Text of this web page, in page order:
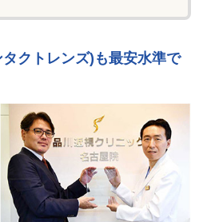
クトレンズ)も最安水準で